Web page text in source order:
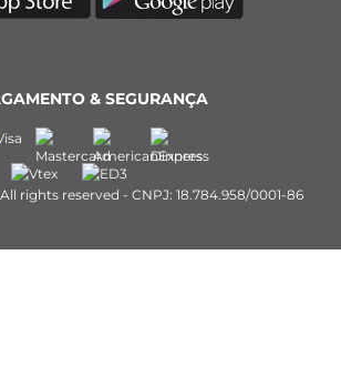
& SEGURANÇA
rights reserved - CNPJ: 18.784.958/0001-86